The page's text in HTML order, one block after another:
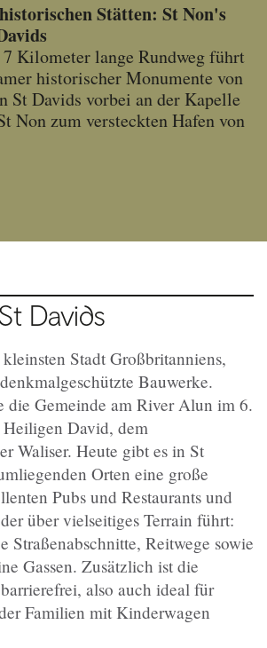
Stätten: St Non's
Kilometer lange Rundweg führt
historischer Monumente von
St Davids vorbei an der Kapelle
Non zum versteckten Hafen von
Davids
Stadt Großbritanniens,
Bauwerke.
die Gemeinde am River Alun im 6.
David, dem
Waliser. Heute gibt es in St
Orten eine große
Pubs und Restaurants und
über vielseitiges Terrain führt:
Straßenabschnitte, Reitwege sowie
Gassen. Zusätzlich ist die
also auch ideal für
Familien mit Kinderwagen